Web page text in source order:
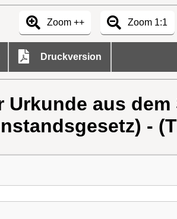
Zoom ++ Zoom 1:1
Druckversion
aus dem
-